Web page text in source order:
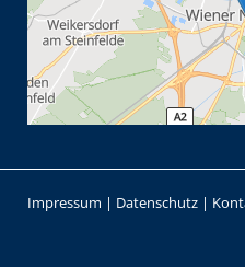
Impressum | Datenschutz |